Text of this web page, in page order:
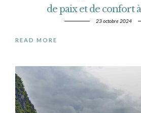
de paix et de confort
23 octobre 2024
READ MORE